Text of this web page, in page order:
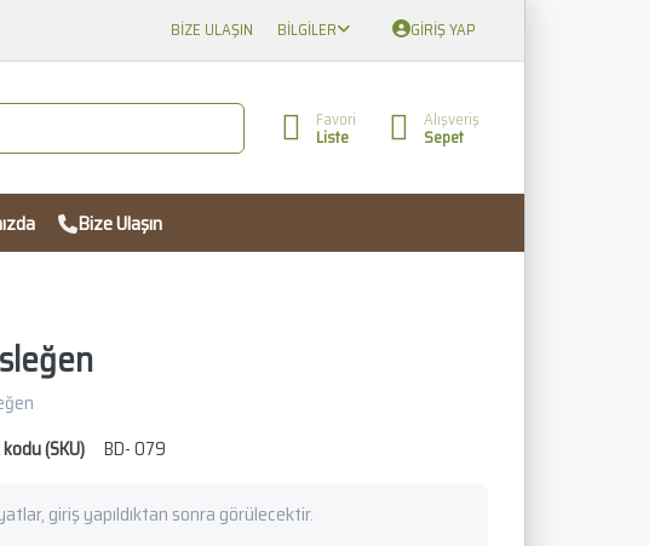
BIZE ULAŞIN BILGILER GIRIŞ YAP
Favori
Liste
Alışveriş
Sepet
Bize Ulaşın
(SKU)
BD- 079
giriş yapıldıktan sonra görülecektir.